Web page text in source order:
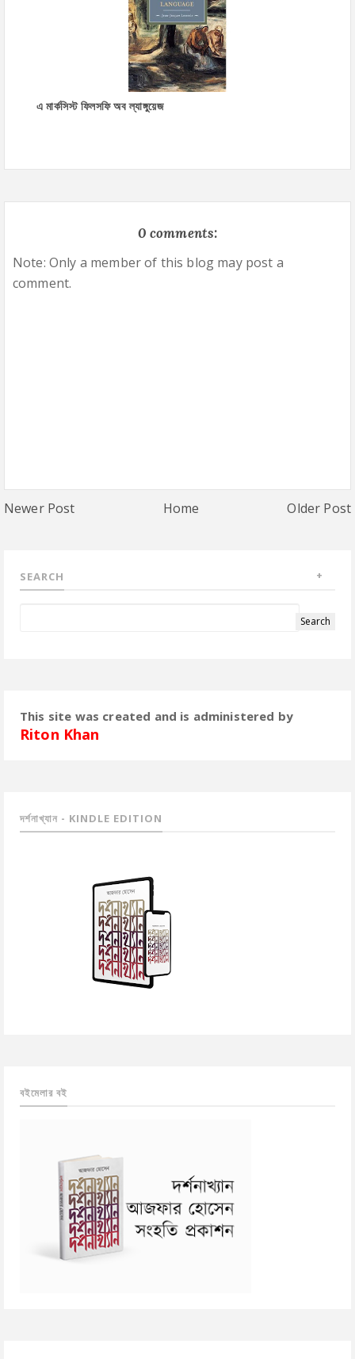
এ মার্কসিস্ট ফিলসফি অব ল্যাঙ্গুয়েজ
0 comments:
Note: Only a member of this blog may post a
comment.
Newer Post Home Older Post
SEARCH
This site was created and is administered by
Riton Khan
দর্শনাখ্যান - KINDLE EDITION
বইমেলার বই